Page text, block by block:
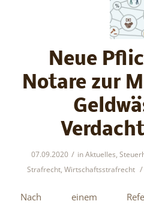
Neue
Notare zur
07.09.2020 / inAktuelles,
Strafrecht, Wirtschaftsstrafrecht /
Nach einem